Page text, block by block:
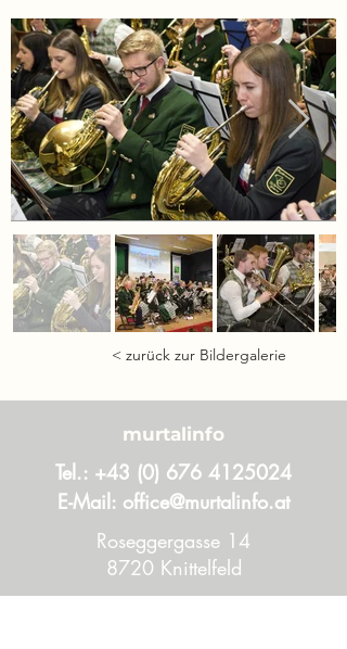
< zurück zur Bildergalerie
murtalinfo
Tel.: +43 (0) 676 4125024
E-Mail: office@murtalinfo.at
Roseggergasse 14
8720 Knittelfeld